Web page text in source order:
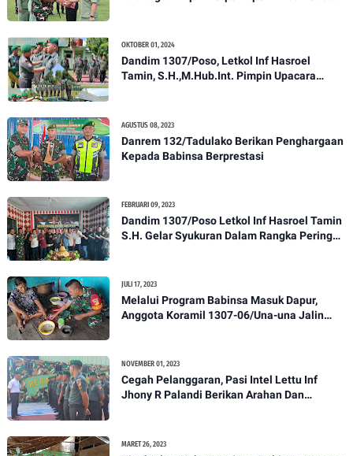
OKTOBER 01, 2024
Dandim 1307/Poso, Letkol Inf Hasroel
Tamin, S.H.,M.Hub.Int. Pimpin Upacara
AGUSTUS 08, 2023
Danrem 132/Tadulako Berikan Penghargaan
Kepada Babinsa Berprestasi
FEBRUARI 09, 2023
Dandim 1307/Poso Letkol Inf Hasroel Tamin
S.H. Gelar Syukuran Dalam Rangka Peringati
JULI 17, 2023
Melalui Program Babinsa Masuk Dapur,
Anggota Koramil 1307-06/Una-una Jalin
NOVEMBER 01, 2023
Cegah Pelanggaran, Pasi Intel Lettu Inf
Jhony R Palandi Berikan Arahan Dan
MARET 26, 2023